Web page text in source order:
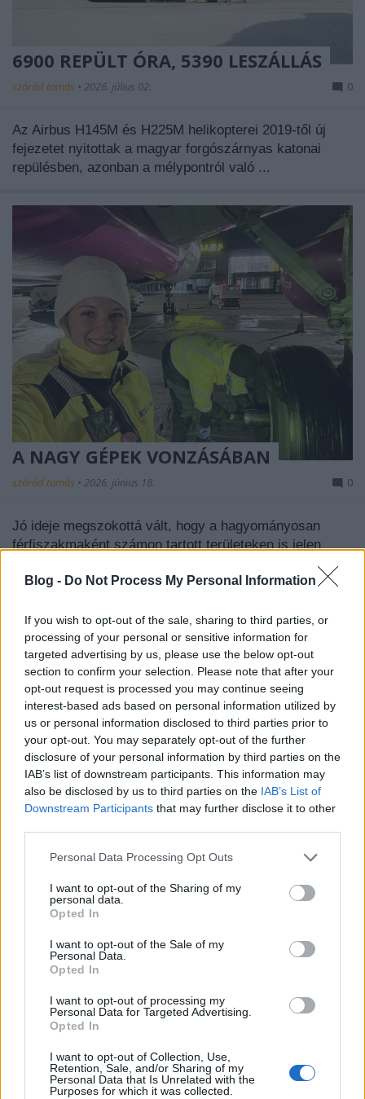
Blog - Do Not Process My Personal Information
If you wish to opt-out of the sale, sharing to third parties, or
processing of your personal or sensitive information for
targeted advertising by us, please use the below opt-out
section to confirm your selection. Please note that after your
opt-out request is processed you may continue seeing
interest-based ads based on personal information utilized by
us or personal information disclosed to third parties prior to
your opt-out. You may separately opt-out of the further
disclosure of your personal information by third parties on the
IAB’s list of downstream participants. This information may
also be disclosed by us to third parties on the IAB’s List of
Downstream Participants that may further disclose it to other
Please note that this website/app uses one or more Google
not limited to your visit or usage behaviour. You may click to
grant or deny consent to Google and its third-party tags to
use your data for below specified purposes in below Google
consent section.
Personal Data Processing Opt Outs
I want to opt-out of the Sharing of my
personal data.
Opted In
I want to opt-out of the Sale of my
Personal Data.
Opted In
I want to opt-out of processing my
Personal Data for Targeted Advertising.
Opted In
I want to opt-out of Collection, Use,
Retention, Sale, and/or Sharing of my
Personal Data that Is Unrelated with the
Purposes for which it was collected.
6900 REPÜLT ÓRA, 5390 LESZÁLLÁS
szórád tamás • 2026. július 02. 0
Az Airbus H145M és H225M helikopterei 2019-től új
fejezetet nyitottak a magyar forgószárnyas katonai
repülésben, azonban a mélypontról való ...
A NAGY GÉPEK VONZÁSÁBAN
szórád tamás • 2026. június 18. 0
Jó ideje megszokottá vált, hogy a hagyományosan
férfiszakmaként számon tartott területeken is jelen
BESZÉLGETÉS LÁSZLÓ FERENC
HELIKOPTERPILÓTÁVAL, 4. RÉSZ
szórád tamás•2026. június 08.
László Ferenc pályafutása a mezőgazdasági
repülésben eltöltött időszakot követően a